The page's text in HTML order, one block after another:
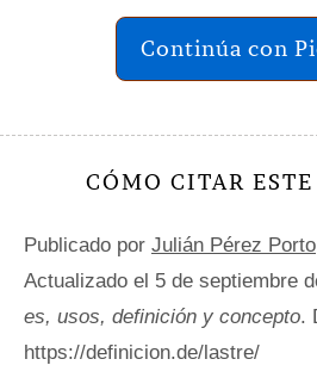
Continúa con
CÓMO CITAR
Publicado por Julián Pérez Porto
Actualizado el 5 de septiembre
es, usos, definición y concepto.
https://definicion.de/lastre/